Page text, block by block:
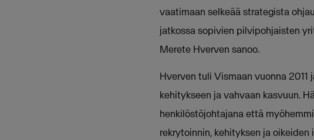
vaatimaan selkeää strategista
jatkossa sopivien pilvipohjaisten
Merete Hverven sanoo.
Hverven tuli Vismaan vuonna
kehitykseen ja vahvaan kasvuun.
henkilöstöjohtajana että
rekrytoinnin, kehityksen ja